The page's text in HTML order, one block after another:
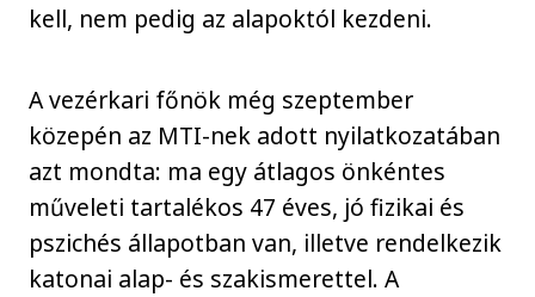
kell, nem pedig az alapoktól kezdeni.
A vezérkari főnök még szeptember
közepén az MTI-nek adott nyilatkozatában
azt mondta: ma egy átlagos önkéntes
műveleti tartalékos 47 éves, jó fizikai és
pszichés állapotban van, illetve rendelkezik
katonai alap- és szakismerettel. A